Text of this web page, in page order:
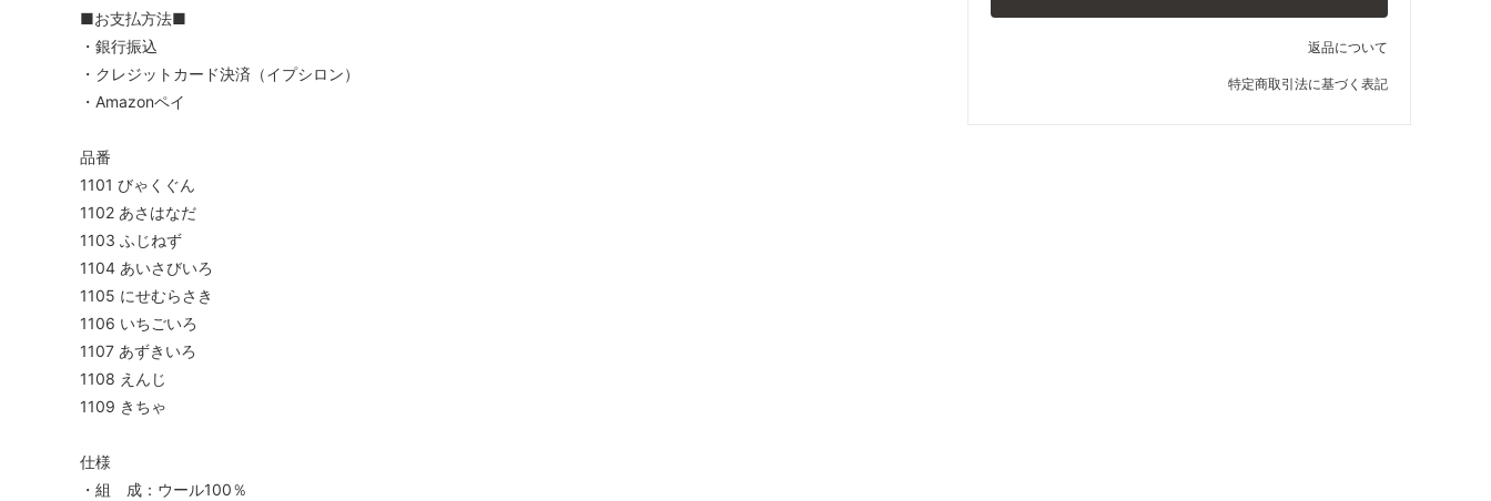
返品について
特定商取引法に基づく表記
■お支払方法■
・銀行振込
・クレジットカード決済（イプシロン）
・Amazonペイ
品番
1101 びゃくぐん
1102 あさはなだ
1103 ふじねず
1104 あいさびいろ
1105 にせむらさき
1106 いちごいろ
1107 あずきいろ
1108 えんじ
1109 きちゃ
仕様
・組 成：ウール100％